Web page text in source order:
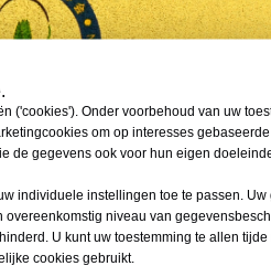
('cookies'). Onder voorbehoud van uw
om op interesses
de gegevens ook voor hun eigen
individuele instellingen toe te passen.
niveau van
U kunt uw toestemming te allen
cookies gebruikt.